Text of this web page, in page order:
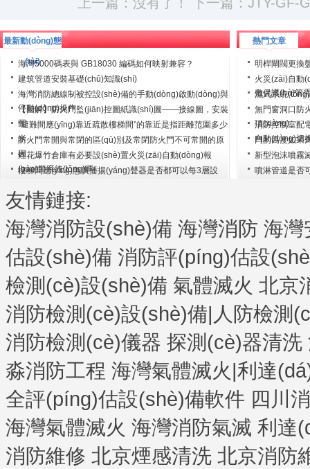
最新動(dòng)態
(tài)
海灣5000碼表與 GB18030 編碼如何映射兼容？
建筑管道安裝基礎(chǔ)知識(shí)
海灣消防總線制被控設(shè)備的手動(dòng)啟動(dòng)與
停動(dòng)操作
【圖解】防火門監(jiān)控圖紙識(shí)圖——接線圖，安裝
圖
“避難間應(yīng)靠近疏散樓梯間”的靠近是指距離范圍多少
米
防火門常開與常閉的區(qū)別及常閉防火門不可常開的原
因
煙花爆竹倉庫有必要設(shè)置火災(zāi)自動(dòng)報
(bào)警系統(tǒng)嗎
樓梯間應(yīng)急廣播揚(yáng)聲器是否都可以每3層設
熱門文章
明桿閘閥更換
火災(zāi)自動
敷保護(hù)管
濕式系統(tǒng)
無門窗洞口防
項(xiàng)
消防控制室配
自動(dòng)切換
門的高度如果齊
新型泡沫噴霧
噴淋管道是否
友情鏈接:
海灣消防設(shè)備 海灣消防 海灣
估設(shè)備 消防評(píng)估設
檢測(cè)設(shè)備 氣體滅火 北京
消防檢測(cè)設(shè)備|人防檢測
消防檢測(cè)儀器 探測(cè)器清洗
淼消防工程 海灣氣體滅火|利達
全評(píng)估設(shè)備軟件 四川
海灣氣體滅火 海灣消防氣滅 利達
消防維修 北京煙感清洗 北京消防